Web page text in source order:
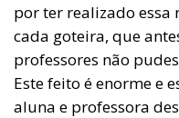
por ter realizado
cada goteira, que
professores não
Este feito é enorme e
aluna e professora